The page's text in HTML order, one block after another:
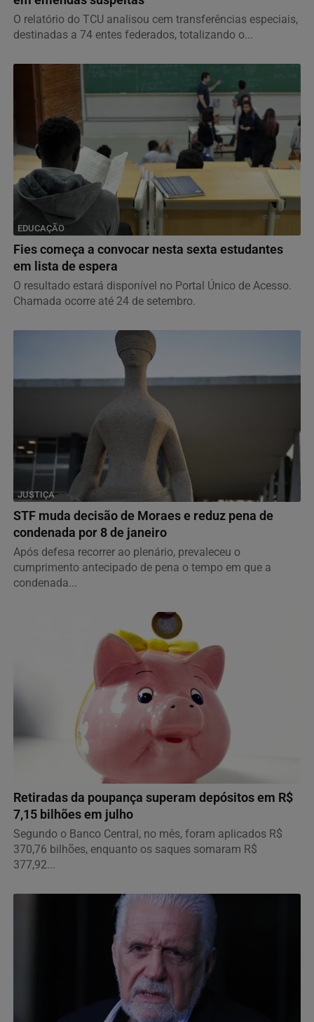
O relatório do TCU analisou cem transferências especiais,
destinadas a 74 entes federados, totalizando o...
EDUCAÇÃO
Fies começa a convocar nesta sexta estudantes
em lista de espera
O resultado estará disponível no Portal Único de Acesso.
Chamada ocorre até 24 de setembro.
JUSTIÇA
STF muda decisão de Moraes e reduz pena de
condenada por 8 de janeiro
Após defesa recorrer ao plenário, prevaleceu o
cumprimento antecipado de pena o tempo em que a
condenada...
Retiradas da poupança superam depósitos em R$
7,15 bilhões em julho
Segundo o Banco Central, no mês, foram aplicados R$
370,76 bilhões, enquanto os saques somaram R$
377,92...